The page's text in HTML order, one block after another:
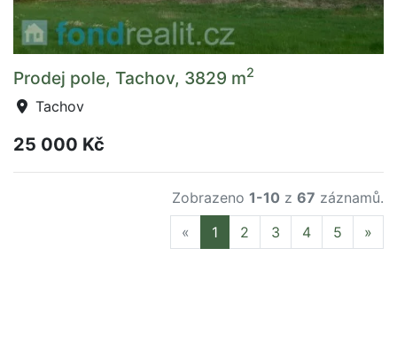
Prodej pole, Tachov, 3829 m2
Tachov
25 000 Kč
Zobrazeno 1-10 z 67 záznamů.
« Previous
1 2 3 4 5 »